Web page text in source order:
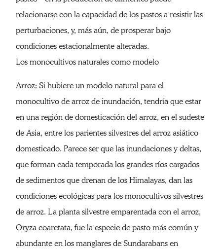
relacionarse con la capacidad de los pastos a resistir las
perturbaciones, y, más aún, de prosperar bajo
condiciones estacionalmente alteradas.
Los monocultivos naturales como modelo
Arroz: Si hubiere un modelo natural para el
monocultivo de arroz de inundación, tendría que estar
en una región de domesticación del arroz, en el sudeste
de Asia, entre los parientes silvestres del arroz asiático
domesticado. Parece ser que las inundaciones y deltas,
que forman cada temporada los grandes ríos cargados
de sedimentos que drenan de los Himalayas, dan las
condiciones ecológicas para los monocultivos silvestres
de arroz. La planta silvestre emparentada con el arroz,
Oryza coarctata, fue la especie de pasto más común y
abundante en los manglares de Sundarabans en